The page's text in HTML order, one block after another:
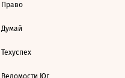
Право
Думай
Техуспех
Ведомости Юг